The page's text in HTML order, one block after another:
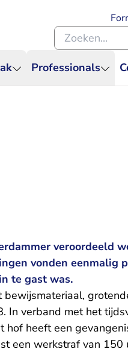
Professionals
Zoeken binnen
veroordeeld
vonden eenmalig
te gast was.
bewijsmateriaal,
In verband met het
hof heeft een
een werkstraf van 150